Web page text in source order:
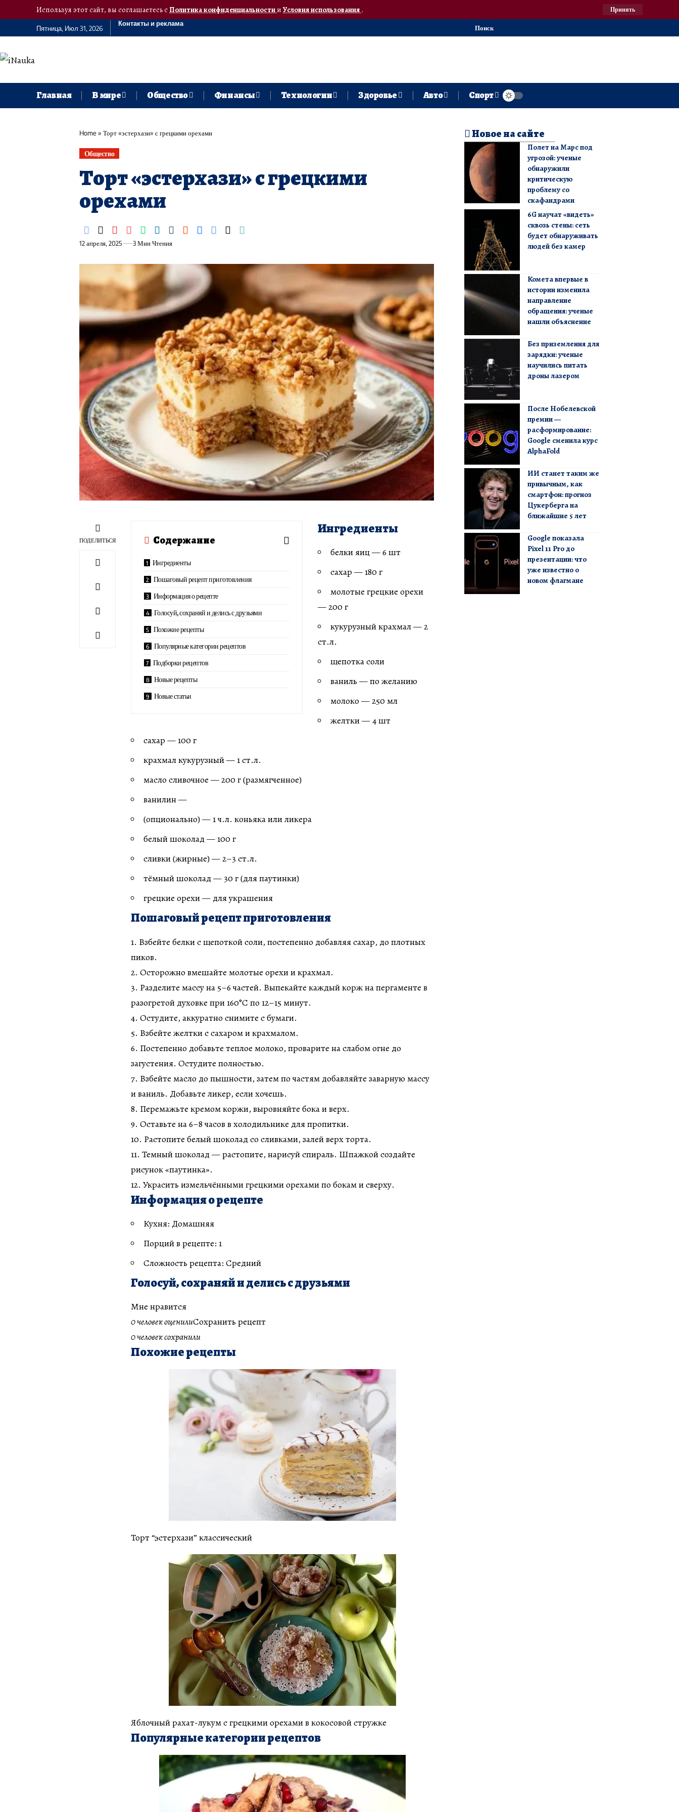
Используя этот сайт, вы соглашаетесь сПолитика конфиденциальностии Условия использования. Принять
Пятница, Июл 31, 2026
Контакты и реклама
Поиск
Главная В мире Общество Финансы Технологии Здоровье Авто Спорт
Home» Торт «эстерхази» с грецкими орехами
Общество
Торт «эстерхази» с грецкими
орехами
12 апреля, 2025 3 Мин Чтения
ПОДЕЛИТЬСЯ Содержание
Ингредиенты
Пошаговый рецепт приготовления
Информация о рецепте
Голосуй, сохраняй и делись с друзьями
Похожие рецепты
Популярные категории рецептов
Подборки рецептов
Новые рецепты
Новые статьи
Ингредиенты
белки яиц — 6 шт
сахар — 180 г
молотые грецкие орехи
— 200 г
кукурузный крахмал — 2
ст.л.
щепотка соли
ваниль — по желанию
молоко — 250 мл
желтки — 4 шт
сахар — 100 г
крахмал кукурузный — 1 ст.л.
масло сливочное — 200 г (размягченное)
ванилин —
(опционально) — 1 ч.л. коньяка или ликера
белый шоколад — 100 г
сливки (жирные) — 2–3 ст.л.
тёмный шоколад — 30 г (для паутинки)
грецкие орехи — для украшения
Пошаговый рецепт приготовления
1. Взбейте белки с щепоткой соли, постепенно добавляя сахар, до плотных
пиков.
2. Осторожно вмешайте молотые орехи и крахмал.
3. Разделите массу на 5–6 частей. Выпекайте каждый корж на пергаменте в
разогретой духовке при 160°C по 12–15 минут.
4. Остудите, аккуратно снимите с бумаги.
5. Взбейте желтки с сахаром и крахмалом.
6. Постепенно добавьте теплое молоко, проварите на слабом огне до
загустения. Остудите полностью.
7. Взбейте масло до пышности, затем по частям добавляйте заварную массу
и ваниль. Добавьте ликер, если хочешь.
8. Перемажьте кремом коржи, выровняйте бока и верх.
9. Оставьте на 6–8 часов в холодильнике для пропитки.
10. Растопите белый шоколад со сливками, залей верх торта.
11. Темный шоколад — растопите, нарисуй спираль. Шпажкой создайте
рисунок «паутинка».
12. Украсить измельчёнными грецкими орехами по бокам и сверху.
Информация о рецепте
Кухня: Домашняя
Порций в рецепте: 1
Сложность рецепта: Средний
Голосуй, сохраняй и делись с друзьями
Мне нравится
0 человек оценилиСохранить рецепт
0 человек сохранили
Похожие рецепты
Торт “эстерхази” классический
Яблочный рахат-лукум с грецкими орехами в кокосовой стружке
Популярные категории рецептов
Новое на сайте
Полет на Марс под
угрозой: ученые
обнаружили
критическую
проблему со
скафандрами
6G научат «видеть»
сквозь стены: сеть
будет обнаруживать
людей без камер
Комета впервые в
истории изменила
направление
обращения: ученые
нашли объяснение
Без приземления для
зарядки: ученые
научились питать
дроны лазером
После Нобелевской
премии —
расформирование:
Google сменила курс
AlphaFold
ИИ станет таким же
привычным, как
смартфон: прогноз
Цукерберга на
ближайшие 5 лет
Google показала
Pixel 11 Pro до
презентации: что
уже известно о
новом флагмане